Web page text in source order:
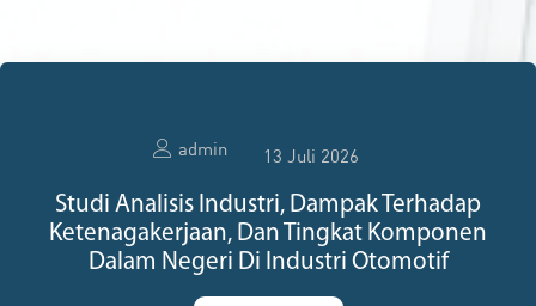
admin 13 Juli 2026
Studi Analisis Industri, Dampak Terhadap
Ketenagakerjaan, Dan Tingkat Komponen
Dalam Negeri Di Industri Otomotif